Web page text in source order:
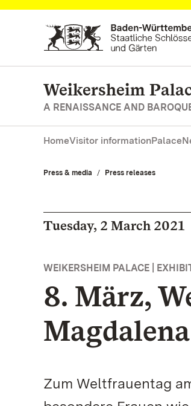
Navigate to main page
Weikersheim
A RENAISSANCE AND
HomeVisitor informationPalace
Press & media Press releases
Tuesday, 2 March 2021
WEIKERSHEIM PALACE |
8. März,
Zum Weltfrauentag